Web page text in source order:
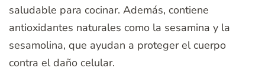
saludable para cocinar. Además, contiene
antioxidantes naturales como la sesamina y la
sesamolina, que ayudan a proteger el cuerpo
contra el daño celular.